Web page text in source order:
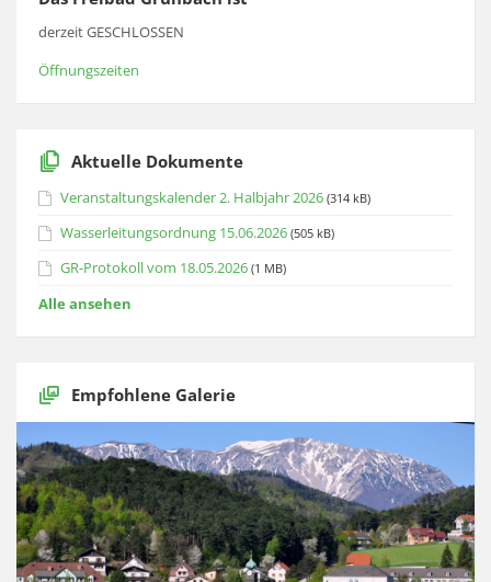
derzeit GESCHLOSSEN
Öffnungszeiten
Aktuelle Dokumente
Veranstaltungskalender 2. Halbjahr 2026 (314 kB)
Wasserleitungsordnung 15.06.2026 (505 kB)
GR-Protokoll vom 18.05.2026 (1 MB)
Alle ansehen
Empfohlene Galerie